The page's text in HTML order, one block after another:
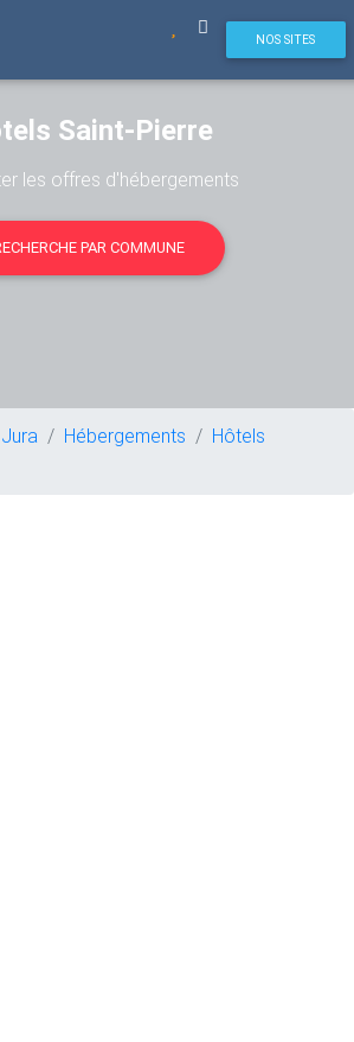
NOS SITES
Saint-Pierre
les offres d'hébergements
PAR COMMUNE
Jura Hébergements
Hôtels